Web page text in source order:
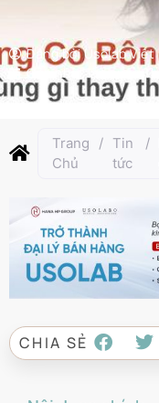
Đăng bởiUsolab Việt
Cập nhật lần cuối:
Trang
Chủ
/ Tin
tức
/
CHIA SẺ